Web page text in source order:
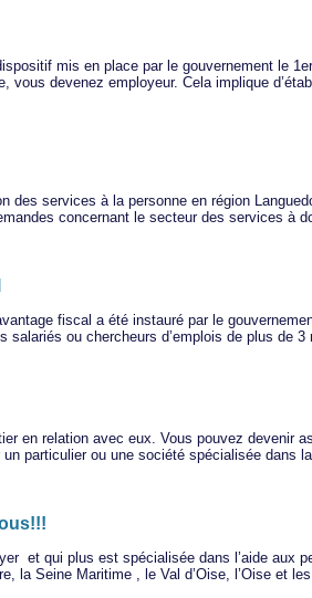
mis en place par le gouvernement le
vous devenez employeur. Cela implique
des services à la personne en région
concernant le secteur des services à
fiscal a été instauré par le
salariés ou chercheurs d’emplois de plus
en relation avec eux. Vous pouvez devenir
particulier ou une société spécialisée
et qui plus est spécialisée dans l’aide aux
la Seine Maritime , le Val d’Oise, l’Oise et